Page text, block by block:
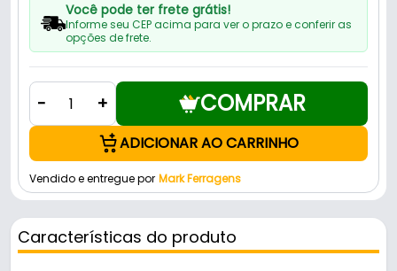
Você pode ter frete grátis!
Informe seu CEP acima para ver o prazo e conferir as
opções de frete.
- + COMPRAR
ADICIONAR AO CARRINHO
Vendido e entregue por Mark Ferragens
Características do produto